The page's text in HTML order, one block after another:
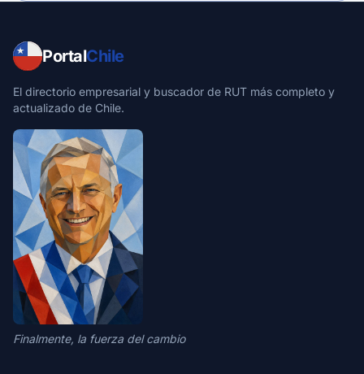
PortalChile
El directorio empresarial y buscador de RUT más completo y
actualizado de Chile.
Finalmente, la fuerza del cambio